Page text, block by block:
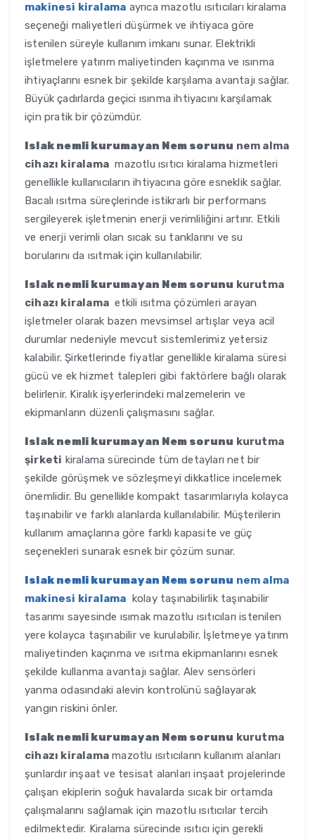
makinesi kiralama ayrıca mazotlu ısıtıcıları kiralama
seçeneği maliyetleri düşürmek ve ihtiyaca göre
istenilen süreyle kullanım imkanı sunar. Elektrikli
işletmelere yatırım maliyetinden kaçınma ve ısınma
ihtiyaçlarını esnek bir şekilde karşılama avantajı sağlar.
Büyük çadırlarda geçici ısınma ihtiyacını karşılamak
için pratik bir çözümdür.
Islak nemli kurumayan Nem sorunu nem alma
cihazı kiralama mazotlu ısıtıcı kiralama hizmetleri
genellikle kullanıcıların ihtiyacına göre esneklik sağlar.
Bacalı ısıtma süreçlerinde istikrarlı bir performans
sergileyerek işletmenin enerji verimliliğini artırır. Etkili
ve enerji verimli olan sıcak su tanklarını ve su
borularını da ısıtmak için kullanılabilir.
Islak nemli kurumayan Nem sorunu kurutma
cihazı kiralama etkili ısıtma çözümleri arayan
işletmeler olarak bazen mevsimsel artışlar veya acil
durumlar nedeniyle mevcut sistemlerimiz yetersiz
kalabilir. Şirketlerinde fiyatlar genellikle kiralama süresi
gücü ve ek hizmet talepleri gibi faktörlere bağlı olarak
belirlenir. Kiralık işyerlerindeki malzemelerin ve
ekipmanların düzenli çalışmasını sağlar.
Islak nemli kurumayan Nem sorunu kurutma
şirketi kiralama sürecinde tüm detayları net bir
şekilde görüşmek ve sözleşmeyi dikkatlice incelemek
önemlidir. Bu genellikle kompakt tasarımlarıyla kolayca
taşınabilir ve farklı alanlarda kullanılabilir. Müşterilerin
kullanım amaçlarına göre farklı kapasite ve güç
seçenekleri sunarak esnek bir çözüm sunar.
Islak nemli kurumayan Nem sorunu nem alma
makinesi kiralama kolay taşınabilirlik taşınabilir
tasarımı sayesinde ısımak mazotlu ısıtıcıları istenilen
yere kolayca taşınabilir ve kurulabilir. İşletmeye yatırım
maliyetinden kaçınma ve ısıtma ekipmanlarını esnek
şekilde kullanma avantajı sağlar. Alev sensörleri
yanma odasındaki alevin kontrolünü sağlayarak
yangın riskini önler.
Islak nemli kurumayan Nem sorunu kurutma
cihazı kiralama mazotlu ısıtıcıların kullanım alanları
şunlardır inşaat ve tesisat alanları inşaat projelerinde
çalışan ekiplerin soğuk havalarda sıcak bir ortamda
çalışmalarını sağlamak için mazotlu ısıtıcılar tercih
edilmektedir. Kiralama sürecinde ısıtıcı için gerekli